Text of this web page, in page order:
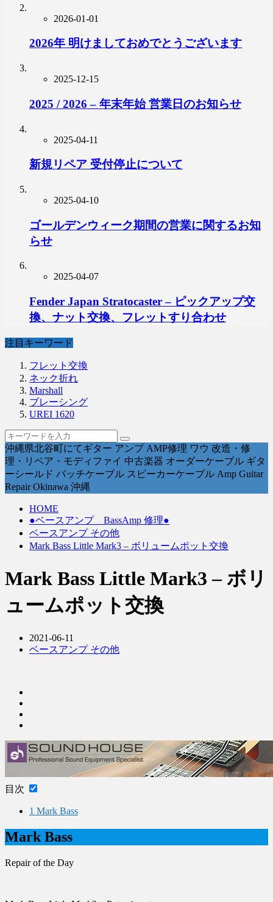
2026-01-01
2026年 明けましておめでとうございます
2025-12-15
2025 / 2026 – 年末年始 営業日のお知らせ
2025-04-11
新規リペア 受付停止について
2025-04-10
ゴールデンウィーク期間の営業に関するお知
らせ
2025-04-07
Fender Japan Stratocaster – ピックアップ交
換、ナット交換、フレットすり合わせ
注目キーワード
フレット交換
ネック折れ
Marshall
ブレーシング
UREI 1620
沖縄県北谷町にてギター アンプ AMP修理 ワウ 改造・修
理・リペア・モディファイ 中古楽器 オーダーケーブル ギタ
ーシールド パッチケーブル スピーカーケーブル Amp Guitar
Repair Okinawa 沖縄
HOME
●ベースアンプ BassAmp 修理●
ベースアンプ その他
Mark Bass Little Mark3 – ボリュームポット交換
Mark Bass Little Mark3 – ボリ
ュームポット交換
2021-06-11
ベースアンプ その他
目次
1 Mark Bass
Mark Bass
Repair of the Day